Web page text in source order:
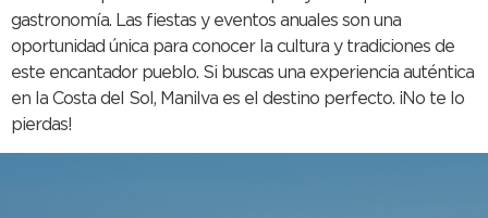
gastronomía. Las fiestas y eventos anuales son una
oportunidad única para conocer la cultura y tradiciones de
este encantador pueblo. Si buscas una experiencia auténtica
en la Costa del Sol, Manilva es el destino perfecto. ¡No te lo
pierdas!